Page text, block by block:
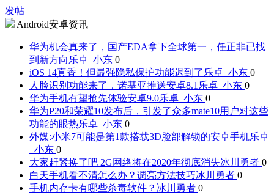
发帖
Android安卓资讯
华为机会真来了，国产EDA拿下全球第一，任正非已找
到新方向 乐卓_小东 0
iOS 14真香！但最强隐私保护功能迟到了 乐卓_小东 0
人脸识别功能来了，诺基亚推送安卓8.1 乐卓_小东 0
华为手机有望抢先体验安卓9.0乐卓_小东 0
华为P20和荣耀10发布后，引发了众多mate10用户对这些
功能的眼热乐卓_小东 0
外媒:小米7可能是第1款搭载3D脸部解锁的安卓手机乐卓
_小东 0
大家赶紧换了吧 2G网络将在2020年彻底消失冰川勇者 0
白天手机看不清怎么办？调亮方法技巧冰川勇者 0
手机内存卡有哪些杀毒软件？ 冰川勇者 0